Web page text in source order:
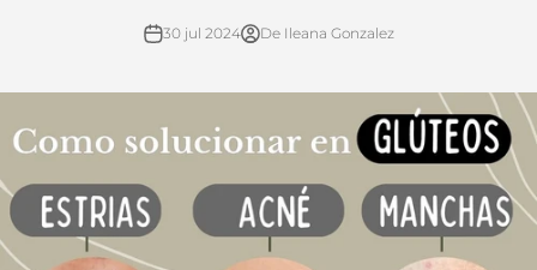
30 jul 2024 De Ileana Gonzalez